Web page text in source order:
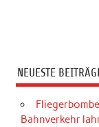
NEUESTE
Bahnverkehr